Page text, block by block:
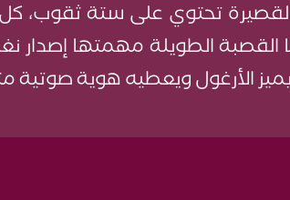
تحتوي على ستة ثقوب،
القصبة الطويلة مهمتها إصدار
يميز الأرغول ويعطيه هوية صوتية